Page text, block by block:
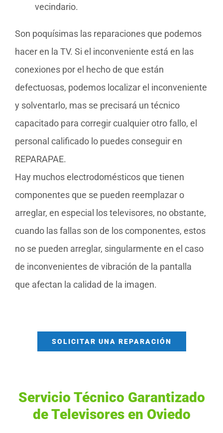
vecindario.
Son poquísimas las reparaciones que podemos
hacer en la TV. Si el inconveniente está en las
conexiones por el hecho de que están
defectuosas, podemos localizar el inconveniente
y solventarlo, mas se precisará un técnico
capacitado para corregir cualquier otro fallo, el
personal calificado lo puedes conseguir en
REPARAPAE.
Hay muchos electrodomésticos que tienen
componentes que se pueden reemplazar o
arreglar, en especial los televisores, no obstante,
cuando las fallas son de los componentes, estos
no se pueden arreglar, singularmente en el caso
de inconvenientes de vibración de la pantalla
que afectan la calidad de la imagen.
SOLICITAR UNA REPARACIÓN
Servicio Técnico Garantizado
de Televisores en Oviedo